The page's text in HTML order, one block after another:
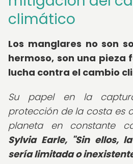
climático
Los manglares no son
hermoso, son una pieza
lucha contra el cambio
Su papel en la
protección de la costa es
planeta en constante
Sylvia Earle, "Sin ellos,
sería limitada o